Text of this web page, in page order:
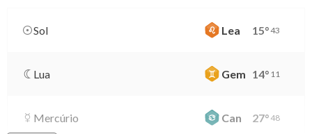
Sol Lea 15°43
Lua Gem 14° 11
Mercúrio Can 27° 48